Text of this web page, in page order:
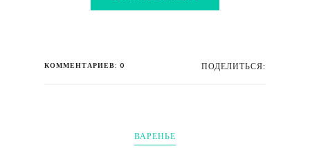
КОММЕНТАРИЕВ: 0 ПОДЕЛИТЬСЯ:
ВАРЕНЬЕ